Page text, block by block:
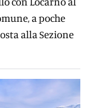
a poche
alla Sezione